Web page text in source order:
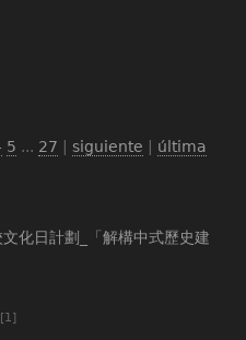
5 ... 27 | siguiente | última
化日計劃_「解構中式歷史建
[1]